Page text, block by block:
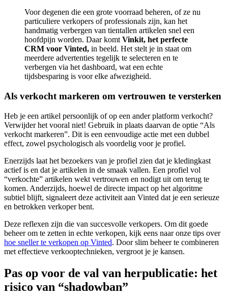
Voor degenen die een grote voorraad beheren, of ze nu
particuliere verkopers of professionals zijn, kan het
handmatig verbergen van tientallen artikelen snel een
hoofdpijn worden. Daar komt Vinkit, het perfecte
CRM voor Vinted, in beeld. Het stelt je in staat om
meerdere advertenties tegelijk te selecteren en te
verbergen via het dashboard, wat een echte
tijdsbesparing is voor elke afwezigheid.
Als verkocht markeren om vertrouwen te versterken
Heb je een artikel persoonlijk of op een ander platform verkocht?
Verwijder het vooral niet! Gebruik in plaats daarvan de optie “Als
verkocht markeren”. Dit is een eenvoudige actie met een dubbel
effect, zowel psychologisch als voordelig voor je profiel.
Enerzijds laat het bezoekers van je profiel zien dat je kledingkast
actief is en dat je artikelen in de smaak vallen. Een profiel vol
“verkochte” artikelen wekt vertrouwen en nodigt uit om terug te
komen. Anderzijds, hoewel de directe impact op het algoritme
subtiel blijft, signaleert deze activiteit aan Vinted dat je een serieuze
en betrokken verkoper bent.
Deze reflexen zijn die van succesvolle verkopers. Om dit goede
beheer om te zetten in echte verkopen, kijk eens naar onze tips over
hoe sneller te verkopen op Vinted. Door slim beheer te combineren
met effectieve verkooptechnieken, vergroot je je kansen.
Pas op voor de val van herpublicatie: het
risico van “shadowban”